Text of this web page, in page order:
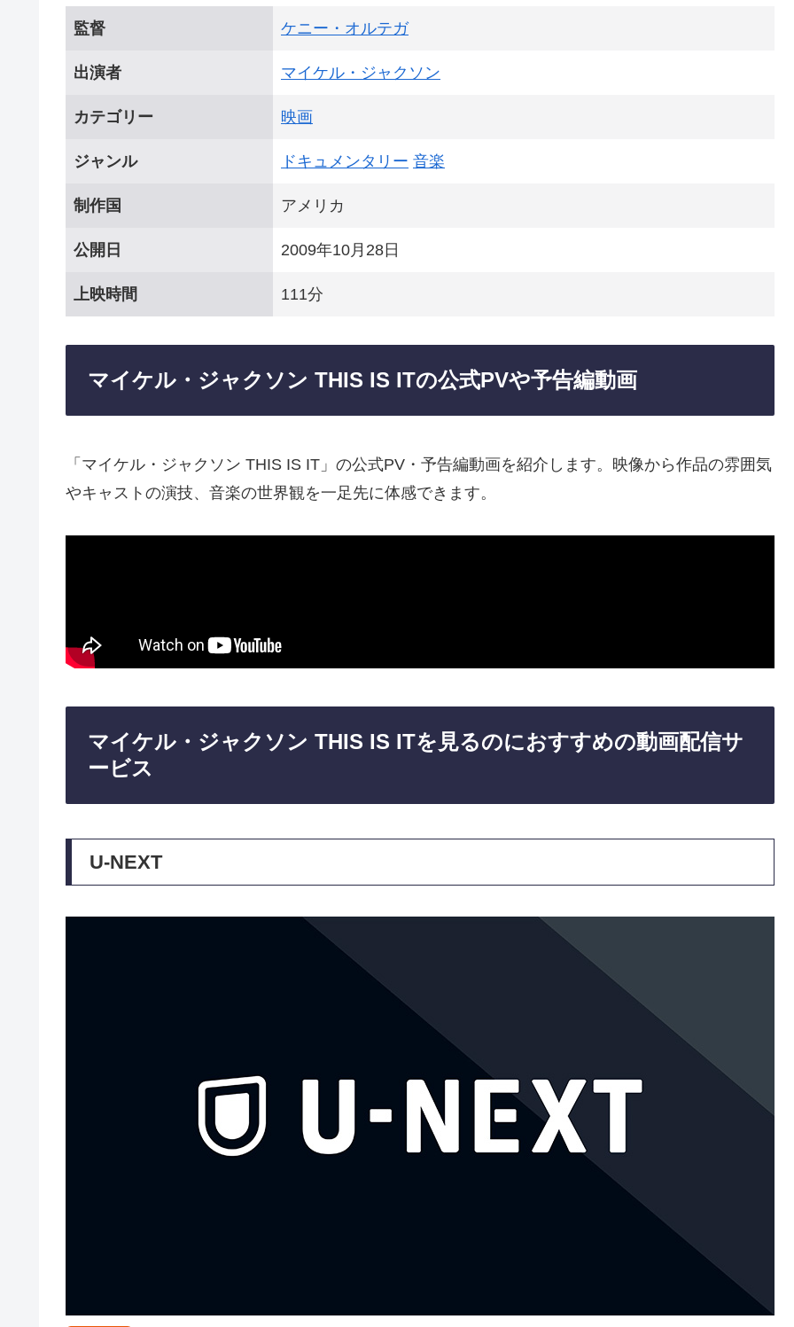
監督 ケニー・オルテガ
出演者 マイケル・ジャクソン
カテゴリー 映画
ジャンル ドキュメンタリー 音楽
制作国 アメリカ
公開日 2009年10月28日
上映時間 111分
マイケル・ジャクソン THIS IS ITの公式PVや予告編動画
「マイケル・ジャクソン THIS IS IT」の公式PV・予告編動画を紹介します。映像から作品の雰囲気
やキャストの演技、音楽の世界観を一足先に体感できます。
マイケル・ジャクソン THIS IS ITを見るのにおすすめの動画配信サ
ービス
U-NEXT